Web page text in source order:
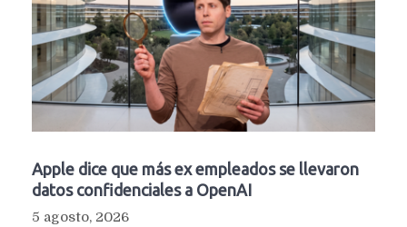
Apple dice que más ex empleados se llevaron
datos confidenciales a OpenAI
5 agosto, 2026